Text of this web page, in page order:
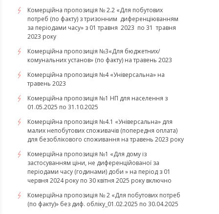
Комерційна пропозиція № 2.2 «Для побутових
потреб (по факту) з тризонним диференціюванням
за періодами часу» з 01 травня 2023 по 31 травня
2023 року
​​​​​​​Комерційна пропозиція №3«Для бюджетних/
комунальних установ» (по факту) на травень 2023
Комерційна пропозиція №4 «Універсальна» на
травень 2023
Комерційна пропозиція №1 НП для населення з
01.05.2025 по 31.10.2025
Комерційна пропозиція №4.1 «Універсальна» для
малих непобутових споживачів (попередня оплата)
для безоблікового споживання на травень 2023 року
Комерційна пропозиція №1 «Для дому із
застосуванням ціни, не диференційованої за
періодами часу (годинами) доби » на період з 01
червня 2024 року по 30 квітня 2025 року включно
Комерційна пропозиція № 2 «Для побутових потреб
(по факту)» без диф. обліку_01.02.2025 по 30.04.2025